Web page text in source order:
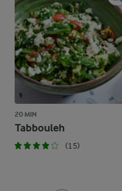
20 MIN
Tabbouleh
(15)